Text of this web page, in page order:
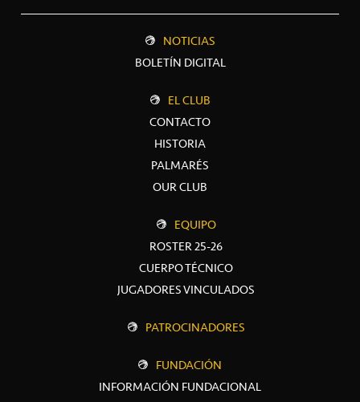
NOTICIAS
BOLETÍN DIGITAL
EL CLUB
CONTACTO
HISTORIA
PALMARÉS
OUR CLUB
EQUIPO
ROSTER 25-26
CUERPO TÉCNICO
JUGADORES VINCULADOS
PATROCINADORES
FUNDACIÓN
INFORMACIÓN FUNDACIONAL